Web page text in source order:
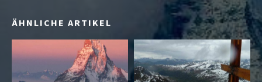
ÄHNLICHE ARTIKEL